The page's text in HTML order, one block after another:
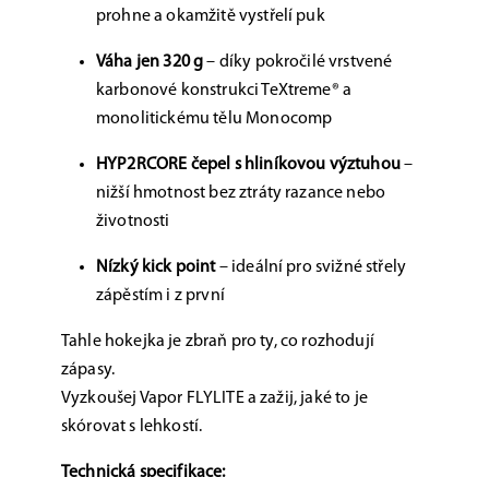
prohne a okamžitě vystřelí puk
Váha jen 320 g– díky pokročilé vrstvené
karbonové konstrukci TeXtreme® a
monolitickému tělu Monocomp
HYP2RCORE čepel s hliníkovou výztuhou–
nižší hmotnost bez ztráty razance nebo
životnosti
Nízký kick point– ideální pro svižné střely
zápěstím i z první
Tahle hokejka je zbraň pro ty, co rozhodují
zápasy.
Vyzkoušej Vapor FLYLITE a zažij, jaké to je
skórovat s lehkostí.
Technická specifikace: